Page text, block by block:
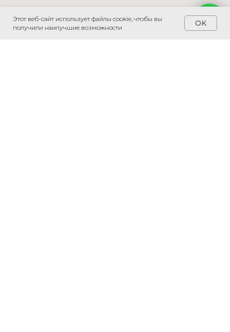
Этот веб-сайт использует файлы cookie, чтобы вы
получили наилучшие возможности
OK
Напишите мне